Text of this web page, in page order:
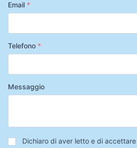
Email *
Telefono *
Messaggio
Privacy*
Dichiaro di aver letto e di accettare